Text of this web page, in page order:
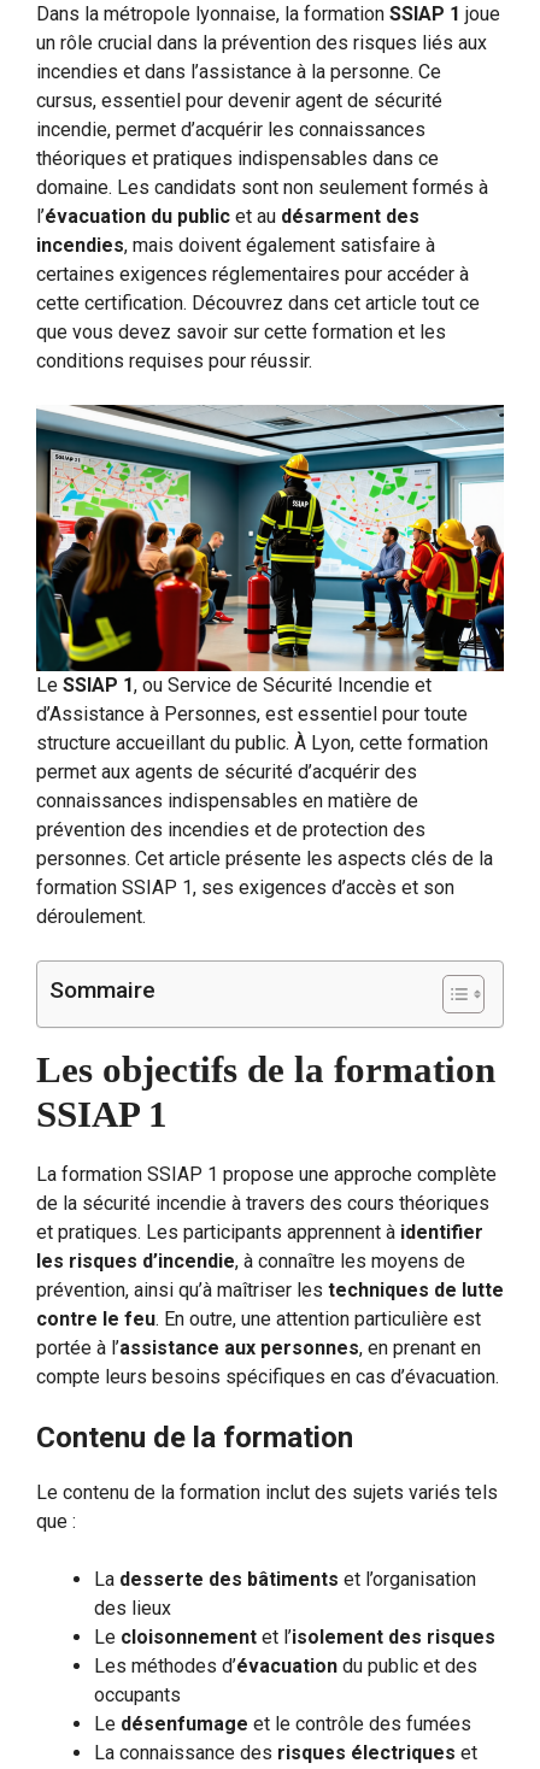
Dans la métropole lyonnaise, la formation SSIAP 1 joue
un rôle crucial dans la prévention des risques liés aux
incendies et dans l’assistance à la personne. Ce
cursus, essentiel pour devenir agent de sécurité
incendie, permet d’acquérir les connaissances
théoriques et pratiques indispensables dans ce
domaine. Les candidats sont non seulement formés à
l’évacuation du public et au désarment des
incendies, mais doivent également satisfaire à
certaines exigences réglementaires pour accéder à
cette certification. Découvrez dans cet article tout ce
que vous devez savoir sur cette formation et les
conditions requises pour réussir.
Le SSIAP 1, ou Service de Sécurité Incendie et
d’Assistance à Personnes, est essentiel pour toute
structure accueillant du public. À Lyon, cette formation
permet aux agents de sécurité d’acquérir des
connaissances indispensables en matière de
prévention des incendies et de protection des
personnes. Cet article présente les aspects clés de la
formation SSIAP 1, ses exigences d’accès et son
déroulement.
Sommaire
Les objectifs de la formation
SSIAP 1
La formation SSIAP 1 propose une approche complète
de la sécurité incendie à travers des cours théoriques
et pratiques. Les participants apprennent à identifier
les risques d’incendie, à connaître les moyens de
prévention, ainsi qu’à maîtriser les techniques de lutte
contre le feu. En outre, une attention particulière est
portée à l’assistance aux personnes, en prenant en
compte leurs besoins spécifiques en cas d’évacuation.
Contenu de la formation
Le contenu de la formation inclut des sujets variés tels
que :
La desserte des bâtiments et l’organisation
des lieux
Le cloisonnement et l’isolement des risques
Les méthodes d’évacuation du public et des
occupants
Le désenfumage et le contrôle des fumées
La connaissance des risques électriques et